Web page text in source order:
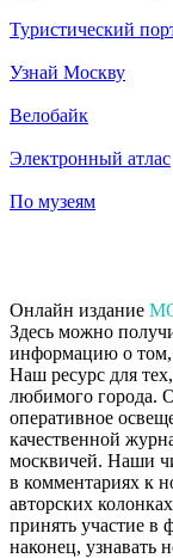
Туристический
Узнай Москву
Велобайк
Электронный атлас
По музеям
Онлайн издание
Здесь можно
информацию о том,
Наш ресурс для
любимого города.
оперативное
качественной
москвичей. Наши
в комментариях к
авторских
принять участие в
наконец, узнавать